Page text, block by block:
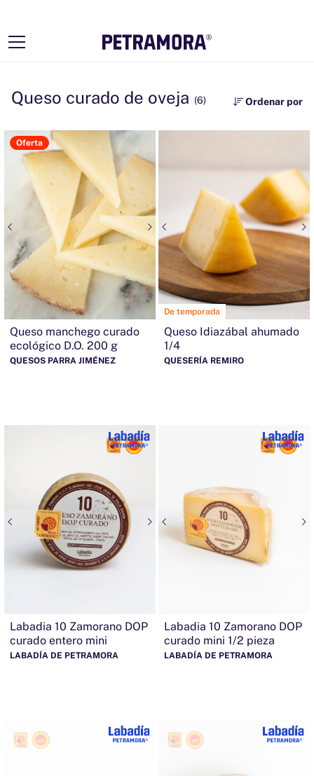
Queso curado de oveja (6) Ordenar por
Oferta
Queso manchego curado
ecológico D.O. 200 g
QUESOS PARRA JIMÉNEZ
De temporada
Queso Idiazábal ahumado
1/4
QUESERÍA REMIRO
Labadia 10 Zamorano DOP
curado entero mini
LABADÍA DE PETRAMORA
Labadia 10 Zamorano DOP
curado mini 1/2 pieza
LABADÍA DE PETRAMORA